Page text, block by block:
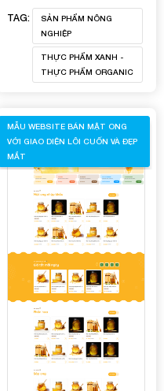
TAG:
SẢN PHẨM NÔNG
NGHIỆP
THỰC PHẨM XANH -
THỰC PHẨM ORGANIC
MẪU WEBSITE BÁN MẬT ONG
VỚI GIAO DIỆN LÔI CUỐN VÀ ĐẸP
MẮT
vào hệ thống quản lý
cung cấp cho quý
Nếu cần hỗ trợ thêm